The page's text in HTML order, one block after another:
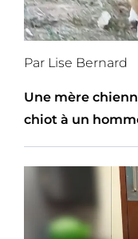
Par Lise Bernard
Une mère
chiot à un